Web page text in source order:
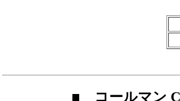
■ コールマン